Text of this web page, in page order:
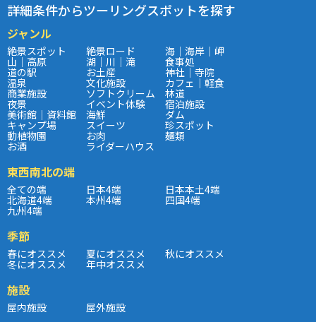
詳細条件からツーリングスポットを探す
ジャンル
絶景スポット 絶景ロード 海｜海岸｜岬
山｜高原 湖｜川｜滝 食事処
道の駅 お土産 神社｜寺院
温泉 文化施設 カフェ｜軽食
商業施設 ソフトクリーム 林道
夜景 イベント体験 宿泊施設
美術館｜資料館 海鮮 ダム
キャンプ場 スイーツ 珍スポット
動植物園 お肉 麺類
お酒 ライダーハウス
東西南北の端
全ての端 日本4端 日本本土4端
北海道4端 本州4端 四国4端
九州4端
季節
春にオススメ 夏にオススメ 秋にオススメ
冬にオススメ 年中オススメ
施設
屋内施設 屋外施設